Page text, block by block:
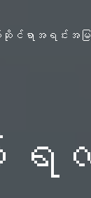
င်ရာအရင်းအမြစ်
မ